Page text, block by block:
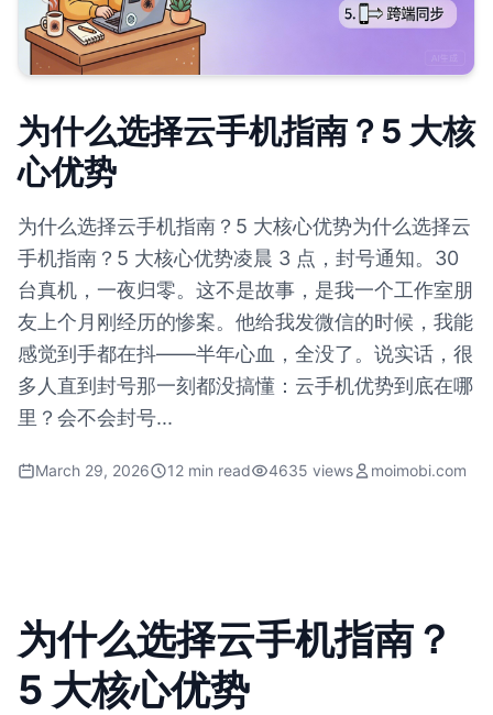
为什么选择云手机指南？5 大核
心优势
为什么选择云手机指南？5 大核心优势为什么选择云
手机指南？5 大核心优势凌晨 3 点，封号通知。30
台真机，一夜归零。这不是故事，是我一个工作室朋
友上个月刚经历的惨案。他给我发微信的时候，我能
感觉到手都在抖——半年心血，全没了。说实话，很
多人直到封号那一刻都没搞懂：云手机优势到底在哪
里？会不会封号...
March 29, 2026 12 min read 4635 views moimobi.com
为什么选择云手机指南？
5 大核心优势